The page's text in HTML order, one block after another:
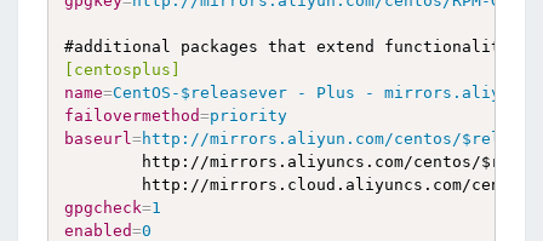
[centosplus]
name=CentOS-$releasever - Plus -
failovermethod=priority
baseurl=http://mirrors.aliyun.com/centos/
http://mirrors.aliyuncs.com/centos/
gpgcheck=1
enabled=0